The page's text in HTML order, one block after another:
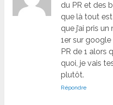
du PR et des
que là tout
que j’ai pris
1er sur
PR de 1 alors
quoi, je vais
plutôt.
Répondre